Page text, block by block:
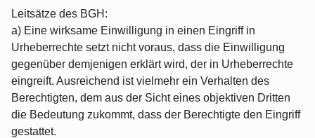
Leitsätze des BGH:
a) Eine wirksame Einwilligung in einen Eingriff in
Urheberrechte setzt nicht voraus, dass die Einwilligung
gegenüber demjenigen erklärt wird, der in Urheberrechte
eingreift. Ausreichend ist vielmehr ein Verhalten des
Berechtigten, dem aus der Sicht eines objektiven Dritten
die Bedeutung zukommt, dass der Berechtigte den Eingriff
gestattet.